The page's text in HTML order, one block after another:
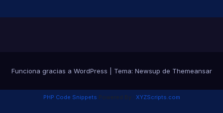
Funciona gracias a WordPress Tema: Newsup de Themeansar
PHP Code Snippets Powered By : XYZScripts.com